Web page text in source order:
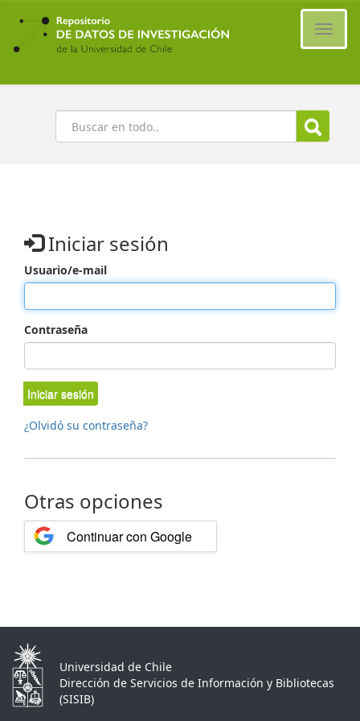
Ir
contenido
principal
Buscar
Iniciar sesión
Usuario/e-mail
Contraseña
Iniciar sesión
¿Olvidó su contraseña?
Otras opciones
Continuar con Google
Universidad de Chile
Dirección de Servicios de Información y Bibliotecas
(SISIB)